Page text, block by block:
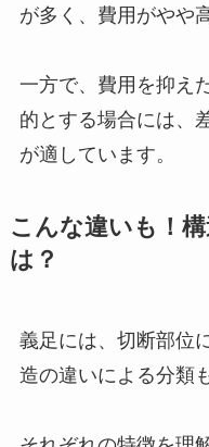
が多く、費用がやや
一方で、費用を抑え
的とする場合には、
が適しています。
こんな違いも！
は？
義足には、切断部位
造の違いによる分類